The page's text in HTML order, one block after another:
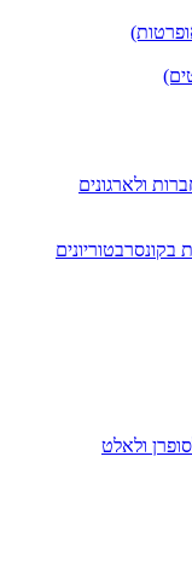
ולארגונים
בקונסרבטוריונים
ולאלט